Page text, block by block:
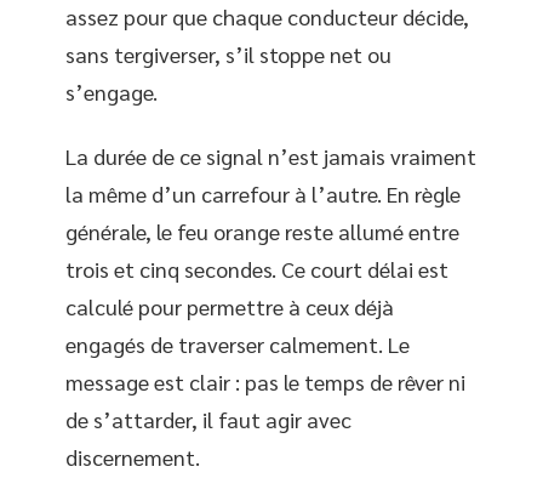
assez pour que chaque conducteur décide,
sans tergiverser, s’il stoppe net ou
s’engage.
La durée de ce signal n’est jamais vraiment
la même d’un carrefour à l’autre. En règle
générale, le feu orange reste allumé entre
trois et cinq secondes. Ce court délai est
calculé pour permettre à ceux déjà
engagés de traverser calmement. Le
message est clair : pas le temps de rêver ni
de s’attarder, il faut agir avec
discernement.